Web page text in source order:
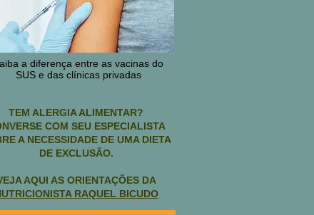
a diferença entre as vacinas do
SUS e das clínicas privadas
TEM ALERGIA ALIMENTAR?
COM SEU ESPECIALISTA
A NECESSIDADE DE UMA DIETA
DE EXCLUSÃO.
AQUI AS ORIENTAÇÕES DA
RAQUEL BICUDO